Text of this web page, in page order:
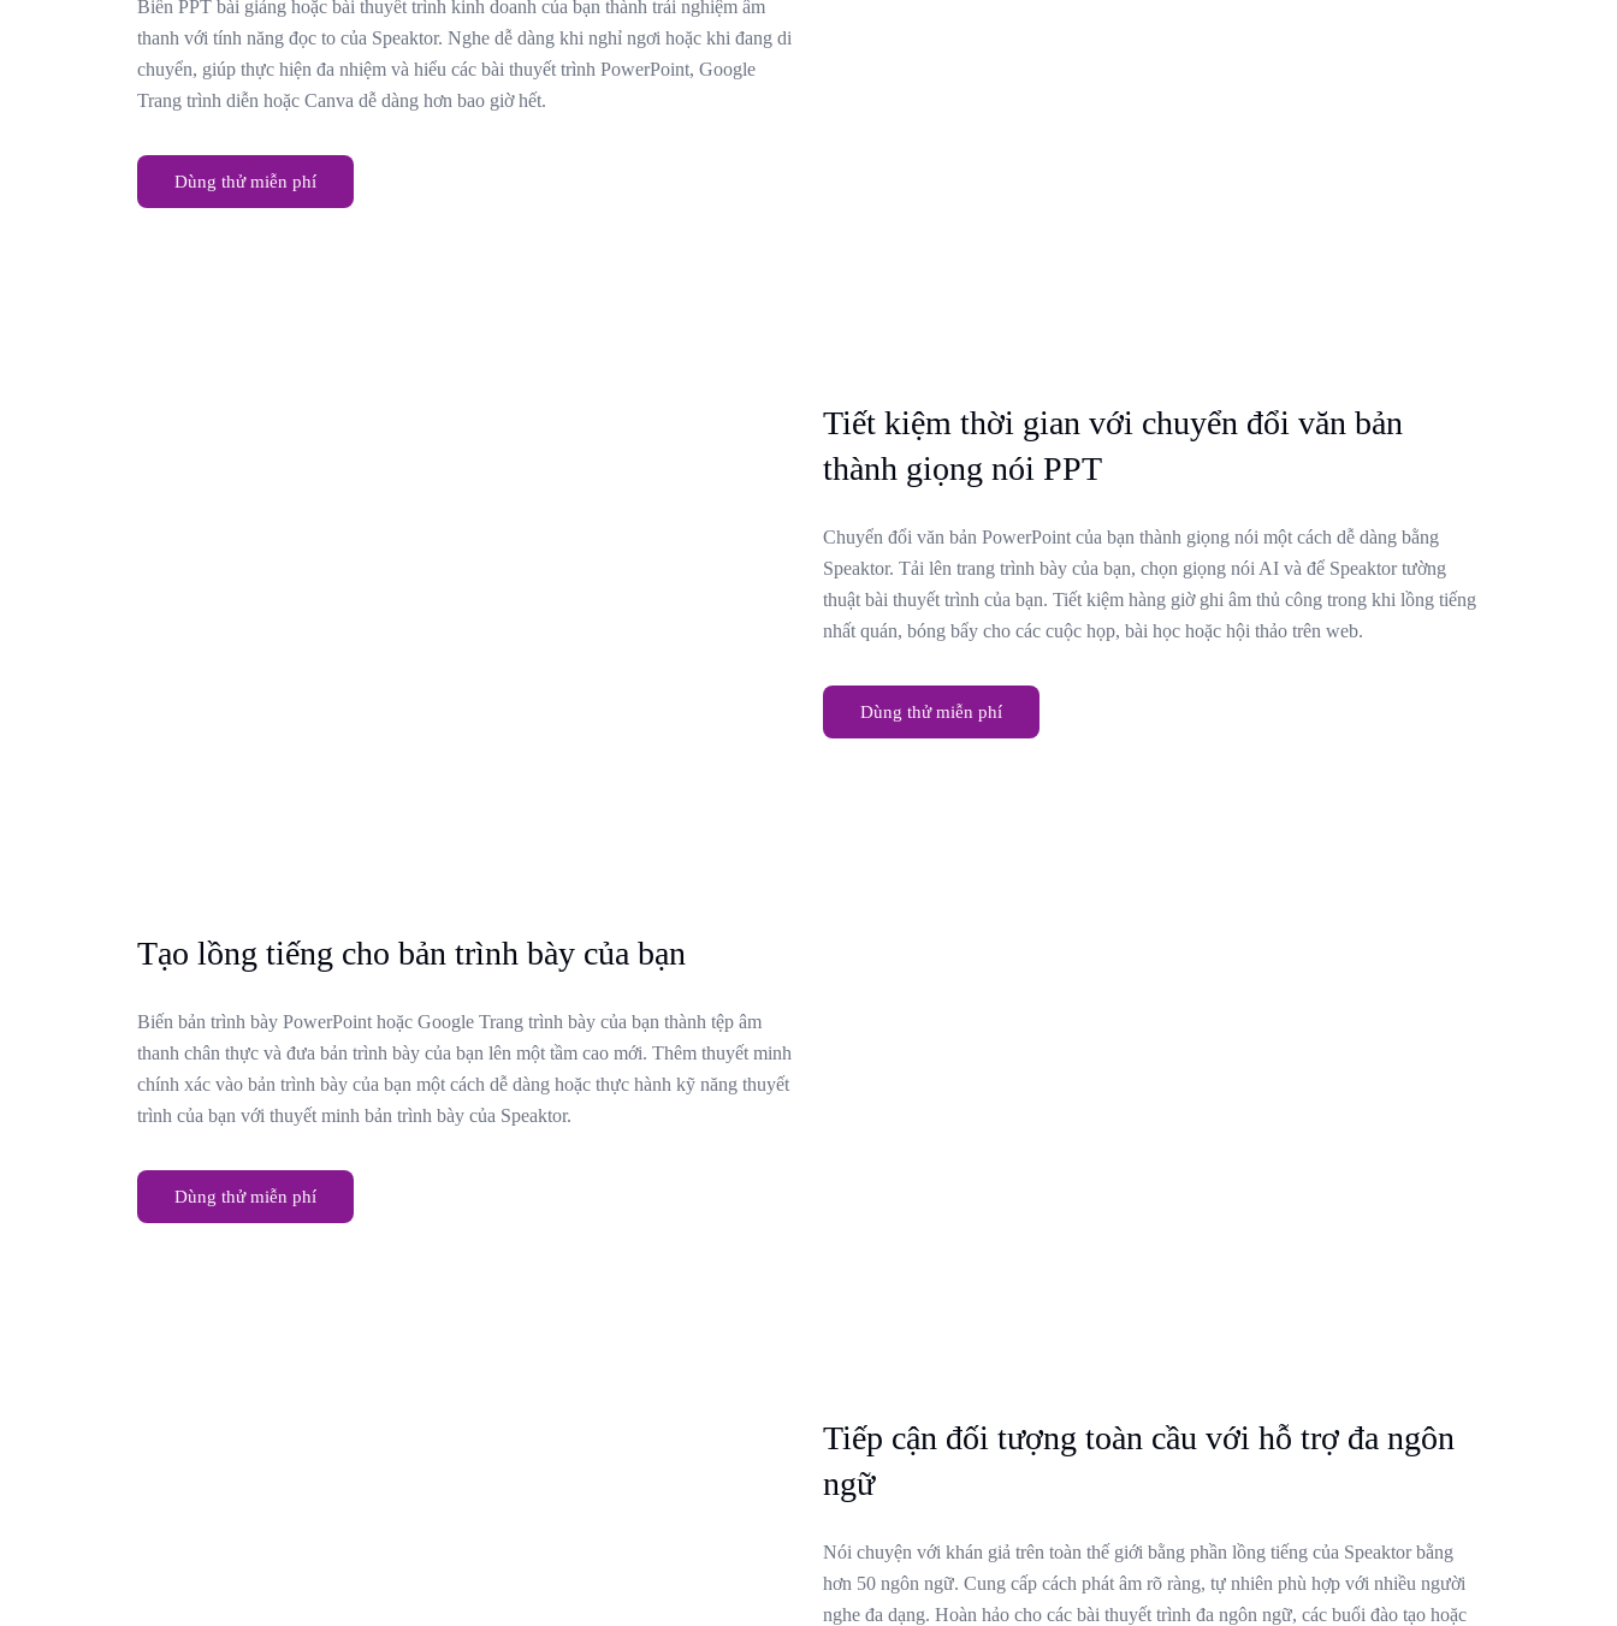
Biến PPT bài giảng hoặc bài thuyết trình kinh doanh của bạn thành trải nghiệm âm
thanh với tính năng đọc to của Speaktor. Nghe dễ dàng khi nghỉ ngơi hoặc khi đang di
chuyển, giúp thực hiện đa nhiệm và hiểu các bài thuyết trình PowerPoint, Google
Trang trình diễn hoặc Canva dễ dàng hơn bao giờ hết.
Dùng thử miễn phí
Tiết kiệm thời gian với chuyển đổi văn bản
thành giọng nói PPT
Chuyển đổi văn bản PowerPoint của bạn thành giọng nói một cách dễ dàng bằng
Speaktor. Tải lên trang trình bày của bạn, chọn giọng nói AI và để Speaktor tường
thuật bài thuyết trình của bạn. Tiết kiệm hàng giờ ghi âm thủ công trong khi lồng tiếng
nhất quán, bóng bẩy cho các cuộc họp, bài học hoặc hội thảo trên web.
Dùng thử miễn phí
Tạo lồng tiếng cho bản trình bày của bạn
Biến bản trình bày PowerPoint hoặc Google Trang trình bày của bạn thành tệp âm
thanh chân thực và đưa bản trình bày của bạn lên một tầm cao mới. Thêm thuyết minh
chính xác vào bản trình bày của bạn một cách dễ dàng hoặc thực hành kỹ năng thuyết
trình của bạn với thuyết minh bản trình bày của Speaktor.
Dùng thử miễn phí
Tiếp cận đối tượng toàn cầu với hỗ trợ đa ngôn
ngữ
Nói chuyện với khán giả trên toàn thế giới bằng phần lồng tiếng của Speaktor bằng
hơn 50 ngôn ngữ. Cung cấp cách phát âm rõ ràng, tự nhiên phù hợp với nhiều người
nghe đa dạng. Hoàn hảo cho các bài thuyết trình đa ngôn ngữ, các buổi đào tạo hoặc